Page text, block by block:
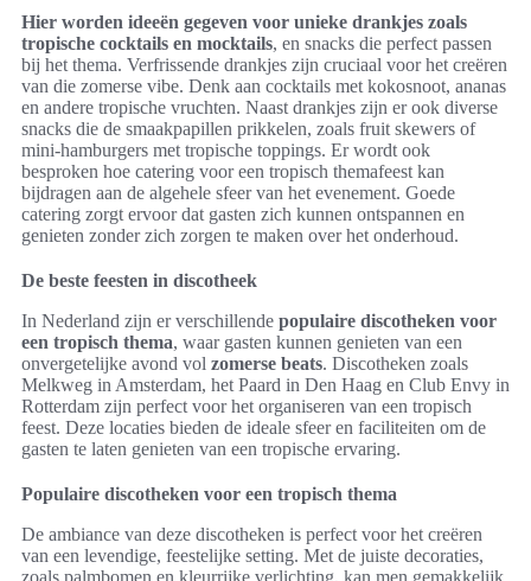
Hier worden ideeën gegeven voor unieke drankjes zoals
tropische cocktails en mocktails, en snacks die perfect passen
bij het thema. Verfrissende drankjes zijn cruciaal voor het creëren
van die zomerse vibe. Denk aan cocktails met kokosnoot, ananas
en andere tropische vruchten. Naast drankjes zijn er ook diverse
snacks die de smaakpapillen prikkelen, zoals fruit skewers of
mini-hamburgers met tropische toppings. Er wordt ook
besproken hoe catering voor een tropisch themafeest kan
bijdragen aan de algehele sfeer van het evenement. Goede
catering zorgt ervoor dat gasten zich kunnen ontspannen en
genieten zonder zich zorgen te maken over het onderhoud.
De beste feesten in discotheek
In Nederland zijn er verschillende populaire discotheken voor
een tropisch thema, waar gasten kunnen genieten van een
onvergetelijke avond vol zomerse beats. Discotheken zoals
Melkweg in Amsterdam, het Paard in Den Haag en Club Envy in
Rotterdam zijn perfect voor het organiseren van een tropisch
feest. Deze locaties bieden de ideale sfeer en faciliteiten om de
gasten te laten genieten van een tropische ervaring.
Populaire discotheken voor een tropisch thema
De ambiance van deze discotheken is perfect voor het creëren
van een levendige, feestelijke setting. Met de juiste decoraties,